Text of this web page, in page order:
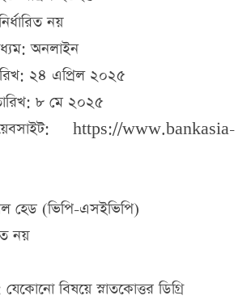
নয়
অনলাইন
২৪ এপ্রিল ২০২৫
৮ মে ২০২৫
https://www.bankasia-
হেড (ভিপি-এসইভিপি)
নয়
বিষয়ে স্নাতকোত্তর ডিগ্রি